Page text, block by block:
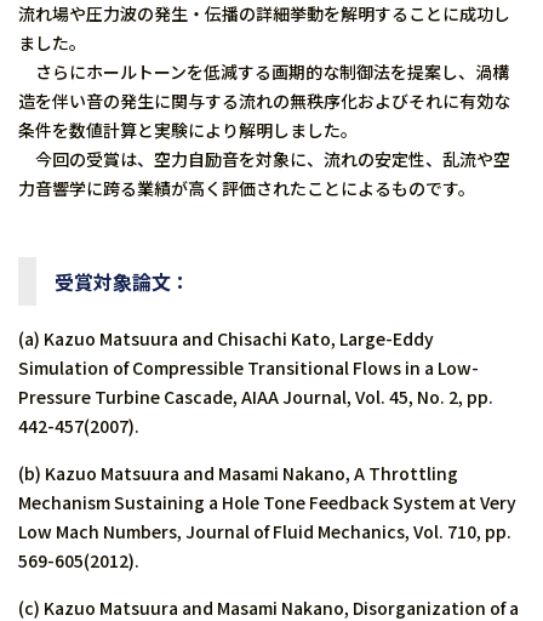
流れ場や圧力波の発生・伝播の詳細挙動を解明することに成功し
ました。
さらにホールトーンを低減する画期的な制御法を提案し、渦構
造を伴い音の発生に関与する流れの無秩序化およびそれに有効な
条件を数値計算と実験により解明しました。
今回の受賞は、空力自励音を対象に、流れの安定性、乱流や空
力音響学に跨る業績が高く評価されたことによるものです。
受賞対象論文：
(a) Kazuo Matsuura and Chisachi Kato, Large-Eddy
Simulation of Compressible Transitional Flows in a Low-
Pressure Turbine Cascade, AIAA Journal, Vol. 45, No. 2, pp.
442-457(2007).
(b) Kazuo Matsuura and Masami Nakano, A Throttling
Mechanism Sustaining a Hole Tone Feedback System at Very
Low Mach Numbers, Journal of Fluid Mechanics, Vol. 710, pp.
569-605(2012).
(c) Kazuo Matsuura and Masami Nakano, Disorganization of a